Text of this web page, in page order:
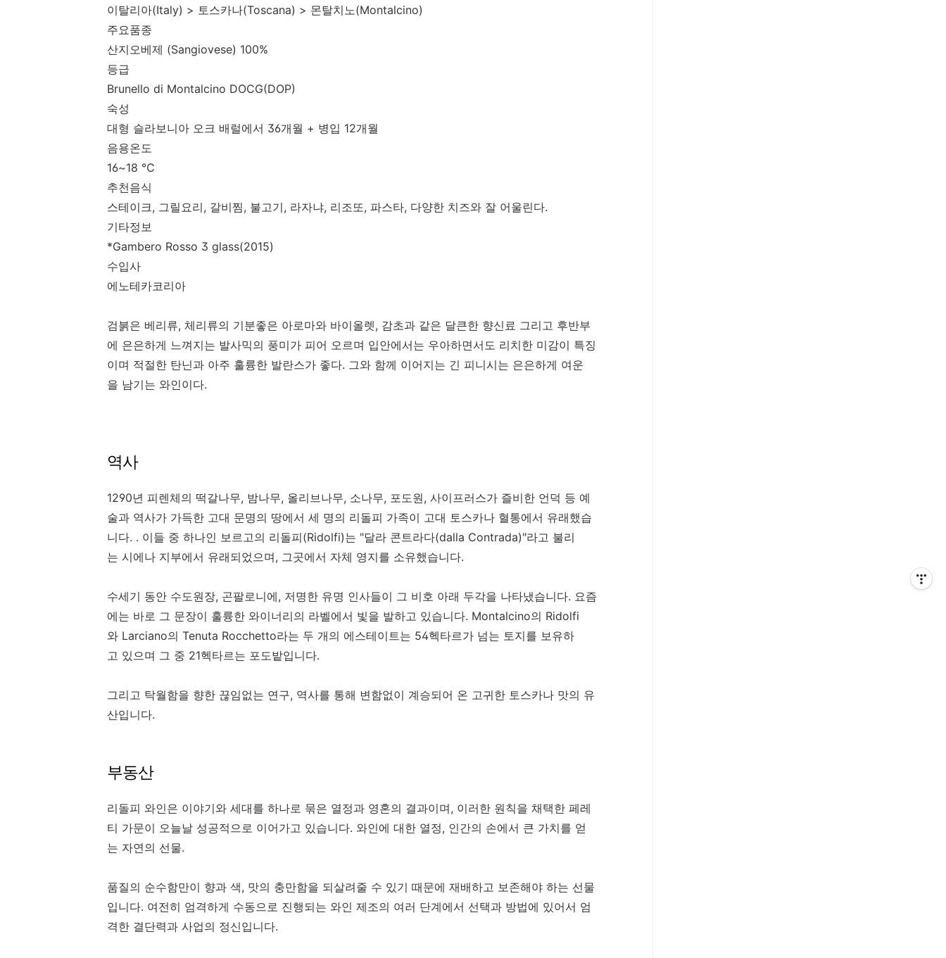
이탈리아(Italy) > 토스카나(Toscana) > 몬탈치노(Montalcino)
주요품종
산지오베제 (Sangiovese) 100%
등급
Brunello di Montalcino DOCG(DOP)
숙성
대형 슬라보니아 오크 배럴에서 36개월 + 병입 12개월
음용온도
16~18 ℃
추천음식
스테이크, 그릴요리, 갈비찜, 불고기, 라자냐, 리조또, 파스타, 다양한 치즈와 잘 어울린다.
기타정보
*Gambero Rosso 3 glass(2015)
수입사
에노테카코리아
검붉은 베리류, 체리류의 기분좋은 아로마와 바이올렛, 감초과 같은 달큰한 향신료 그리고 후반부
에 은은하게 느껴지는 발사믹의 풍미가 피어 오르며 입안에서는 우아하면서도 리치한 미감이 특징
이며 적절한 탄닌과 아주 훌륭한 발란스가 좋다. 그와 함께 이어지는 긴 피니시는 은은하게 여운
을 남기는 와인이다.
역사
1290년 피렌체의 떡갈나무, 밤나무, 올리브나무, 소나무, 포도원, 사이프러스가 즐비한 언덕 등 예
술과 역사가 가득한 고대 문명의 땅에서 세 명의 리돌피 가족이 고대 토스카나 혈통에서 유래했습
니다. . 이들 중 하나인 보르고의 리돌피(Ridolfi)는 "달라 콘트라다(dalla Contrada)"라고 불리
는 시에나 지부에서 유래되었으며, 그곳에서 자체 영지를 소유했습니다.
수세기 동안 수도원장, 곤팔로니에, 저명한 유명 인사들이 그 비호 아래 두각을 나타냈습니다. 요즘
에는 바로 그 문장이 훌륭한 와이너리의 라벨에서 빛을 발하고 있습니다. Montalcino의 Ridolfi
와 Larciano의 Tenuta Rocchetto라는 두 개의 에스테이트는 54헥타르가 넘는 토지를 보유하
고 있으며 그 중 21헥타르는 포도밭입니다.
그리고 탁월함을 향한 끊임없는 연구, 역사를 통해 변함없이 계승되어 온 고귀한 토스카나 맛의 유
산입니다.
부동산
리돌피 와인은 이야기와 세대를 하나로 묶은 열정과 영혼의 결과이며, 이러한 원칙을 채택한 페레
티 가문이 오늘날 성공적으로 이어가고 있습니다. 와인에 대한 열정, 인간의 손에서 큰 가치를 얻
는 자연의 선물.
품질의 순수함만이 향과 색, 맛의 충만함을 되살려줄 수 있기 때문에 재배하고 보존해야 하는 선물
입니다. 여전히 엄격하게 수동으로 진행되는 와인 제조의 여러 단계에서 선택과 방법에 있어서 엄
격한 결단력과 사업의 정신입니다.